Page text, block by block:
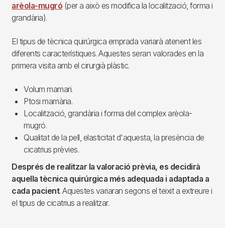
arèola-mugró (per a això es modifica la localització, forma i
grandària).
El tipus de tècnica quirúrgica emprada variarà atenent les
diferents característiques. Aquestes seran valorades en la
primera visita amb el cirurgià plàstic.
Volum mamari.
Ptosi mamària.
Localització, grandària i forma del complex arèola-
mugró.
Qualitat de la pell, elasticitat d'aquesta, la presència de
cicatrius prèvies.
Després de realitzar la valoració prèvia, es decidirà
aquella tècnica quirúrgica més adequada i adaptada a
cada pacient. Aquestes variaran segons el teixit a extreure i
el tipus de cicatrius a realitzar.